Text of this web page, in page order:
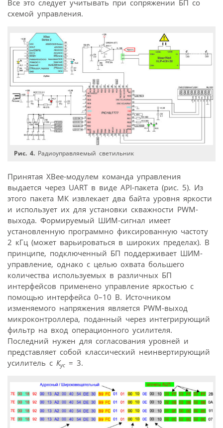
Все это следует учитывать при сопряжении БП со
схемой управления.
Рис. 4. Радиоуправляемый светильник
Принятая XBee-модулем команда управления
выдается через UART в виде API-пакета (рис. 5). Из
этого пакета МК извлекает два байта уровня яркости
и использует их для установки скважности PWM-
выхода. Формируемый ШИМ-сигнал имеет
установленную программно фиксированную частоту
2 кГц (может варьироваться в широких пределах). В
принципе, подключенный БП поддерживает ШИМ-
управление, однако с целью охвата большего
количества используемых в различных БП
интерфейсов применено управление яркостью с
помощью интерфейса 0–10 В. Источником
изменяемого напряжения является PWM-выход
микроконтроллера, поданный через интегрирующий
фильтр на вход операционного усилителя.
Последний нужен для согласования уровней и
представляет собой классический неинвертирующий
усилитель с Кус = 3.